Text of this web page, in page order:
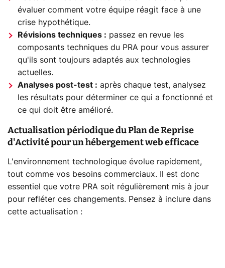
évaluer comment votre équipe réagit face à une
crise hypothétique.
Révisions techniques : passez en revue les
composants techniques du PRA pour vous assurer
qu'ils sont toujours adaptés aux technologies
actuelles.
Analyses post-test : après chaque test, analysez
les résultats pour déterminer ce qui a fonctionné et
ce qui doit être amélioré.
Actualisation périodique du Plan de Reprise
d'Activité pour un hébergement web efficace
L'environnement technologique évolue rapidement,
tout comme vos besoins commerciaux. Il est donc
essentiel que votre PRA soit régulièrement mis à jour
pour refléter ces changements. Pensez à inclure dans
cette actualisation :